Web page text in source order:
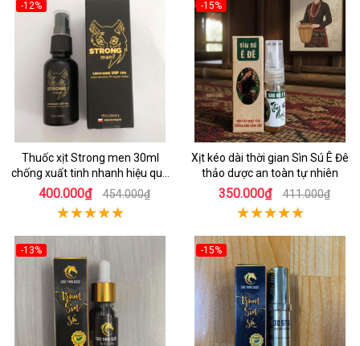
-12%
Thuốc xịt Strong men 30ml
chống xuất tinh nhanh hiệu quả
Ba Lan
400.000₫ 454.000₫
-15%
Xịt kéo dài thời gian Sìn Sú Ê Đê
thảo dược an toàn tự nhiên
350.000₫ 411.000₫
-13% -15%